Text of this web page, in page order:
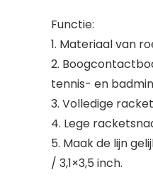
Functie:
1. Materiaal van
2.
tennis- en
3. Volledige
4. Lege
5. Maak de lijn
/ 3,1×3,5 inch.